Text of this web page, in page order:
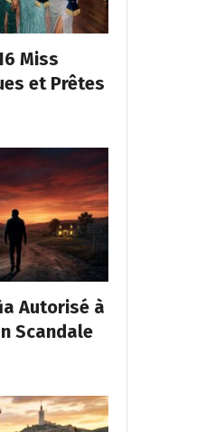
Miss
et Prêtes
Autorisé à
Scandale